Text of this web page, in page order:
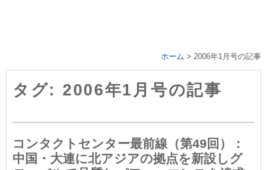
ホーム > 2006年1月号の記事
タグ: 2006年1月号の記事
コンタクトセンター最前線（第49回）：
中国・大連に北アジアの拠点を新設しグ